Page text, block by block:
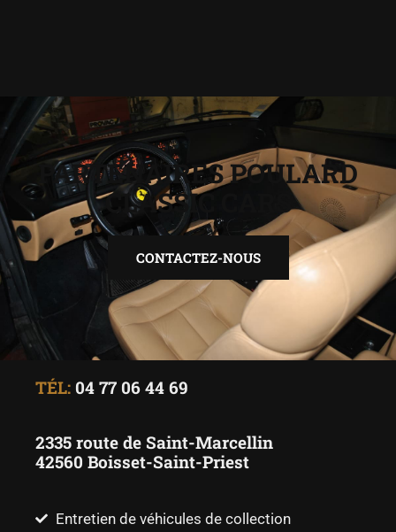
PARTENAIRES POULARD
CLASSIC CARS
CONTACTEZ-NOUS
TÉL: 04 77 06 44 69
2335 route de Saint-Marcellin
42560 Boisset-Saint-Priest
Entretien de véhicules de collection